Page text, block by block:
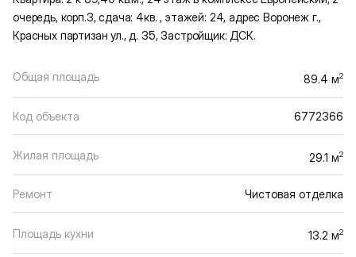
очередь, корп.3, сдача: 4кв. , этажей: 24, адрес Воронеж г.,
Красных партизан ул., д. 35, Застройщик: ДСК.
Общая площадь 89.4 м2
Код объекта 6772366
Жилая площадь 29.1 м2
Ремонт Чистовая отделка
Площадь кухни 13.2 м2